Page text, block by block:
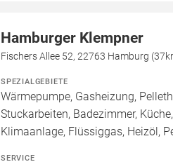
Hamburger Klempner
Fischers Allee 52, 22763 Hamburg
SPEZIALGEBIETE
Wärmepumpe, Gasheizung,
Stuckarbeiten, Badezimmer,
Klimaanlage, Flüssiggas, Heizöl,
SERVICE